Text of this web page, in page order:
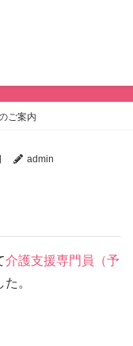
ご案内
admin
介護支援専門員（予
。